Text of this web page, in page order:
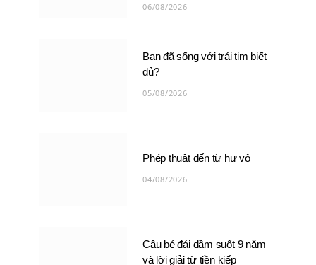
06/08/2026
Bạn đã sống với trái tim biết
đủ?
05/08/2026
Phép thuật đến từ hư vô
04/08/2026
Cậu bé đái dầm suốt 9 năm
và lời giải từ tiền kiếp